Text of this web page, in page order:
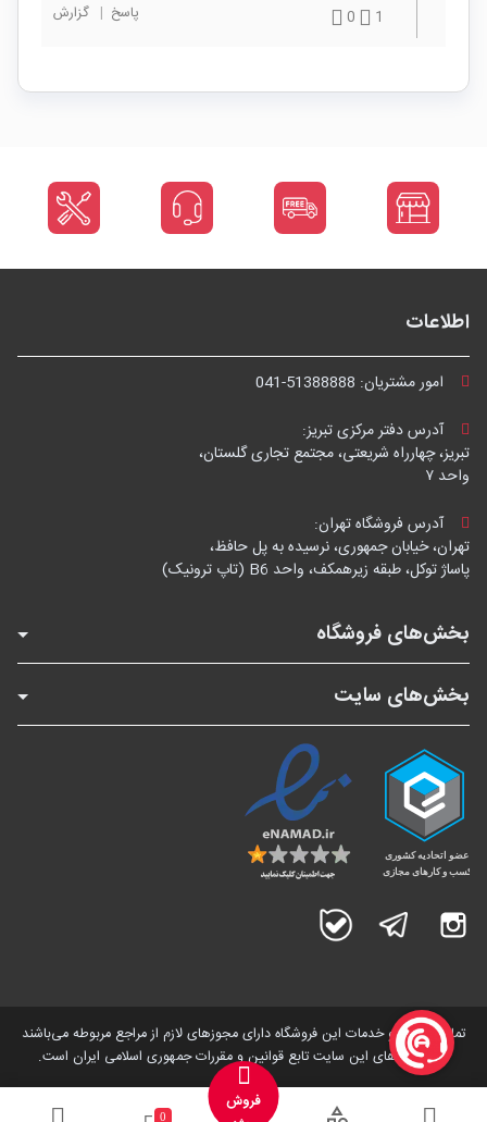
1
0 پاسخ | گزارش
اطلاعات
امور مشتریان: 041-51388888
آدرس دفتر مرکزی تبریز:
تبریز، چهارراه شریعتی، مجتمع تجاری گلستان،
واحد ۷
آدرس فروشگاه تهران:
تهران، خیابان جمهوری، نرسیده به پل حافظ،
پاساژ توکل، طبقه زیرهمکف، واحد B6 (تاپ ترونیک)
بخش‌های فروشگاه
بخش‌های سایت
اینستاگرام تلگرام
تمامی کالاها و خدمات این فروشگاه دارای مجوز‌های لازم از مراجع مربوطه می‌باشند
و فعالیت های این سایت تابع قوانین و مقررات جمهوری اسلامی ایران است.
فروش
0